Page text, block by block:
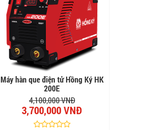
Máy hàn que điện tử Hồng Ký HK
200E
4,100,000 VNĐ
3,700,000 VNĐ